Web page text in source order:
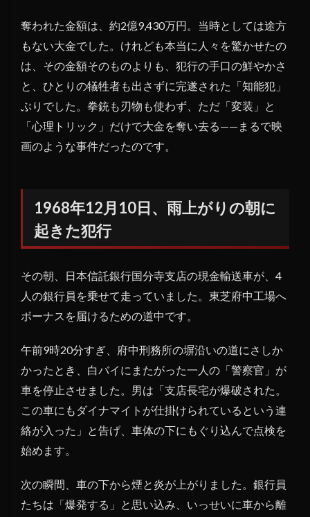
昭和
最大
の知
能犯
1968
年12
日、
に起
きた
犯行
れた
の
従業
4,525
人分
のボ
ーナ
スだ
った
バイ
奪われた金額は、約2億9,430万円。当時としては途方
もない大金でした。けれども本当に人々を驚かせたの
は、その金額そのものよりも、犯行の手口の鮮やかさ
と、ひとりの犠牲者も出さずに完遂された「知能犯」
ぶりでした。拳銃も刃物も使わず、ただ「変装」と
「心理トリック」だけで大金を奪い去る——まるで映
画のような事件だったのです。
1968年12月10日、雨上がりの朝に
起きた犯行
その朝、日本信託銀行国分寺支店の現金輸送車が、4
人の銀行員を乗せて走っていました。東芝府中工場へ
ボーナスを届けるための道中です。
午前9時20分すぎ、府中刑務所の塀沿いの道にさしか
かったとき、白バイにまたがった一人の「警察官」が
車を停止させました。男は「支店長宅が爆破された。
この車にもダイナマイトが仕掛けられているという連
絡が入った」と告げ、車体の下にもぐり込んで点検を
始めます。
次の瞬間、車の下から煙と炎が上がりました。銀行員
たちは「爆発する」と思い込み、いっせいに車から離